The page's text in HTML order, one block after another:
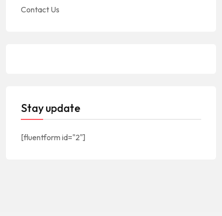
Contact Us
Stay update
[fluentform id="2"]